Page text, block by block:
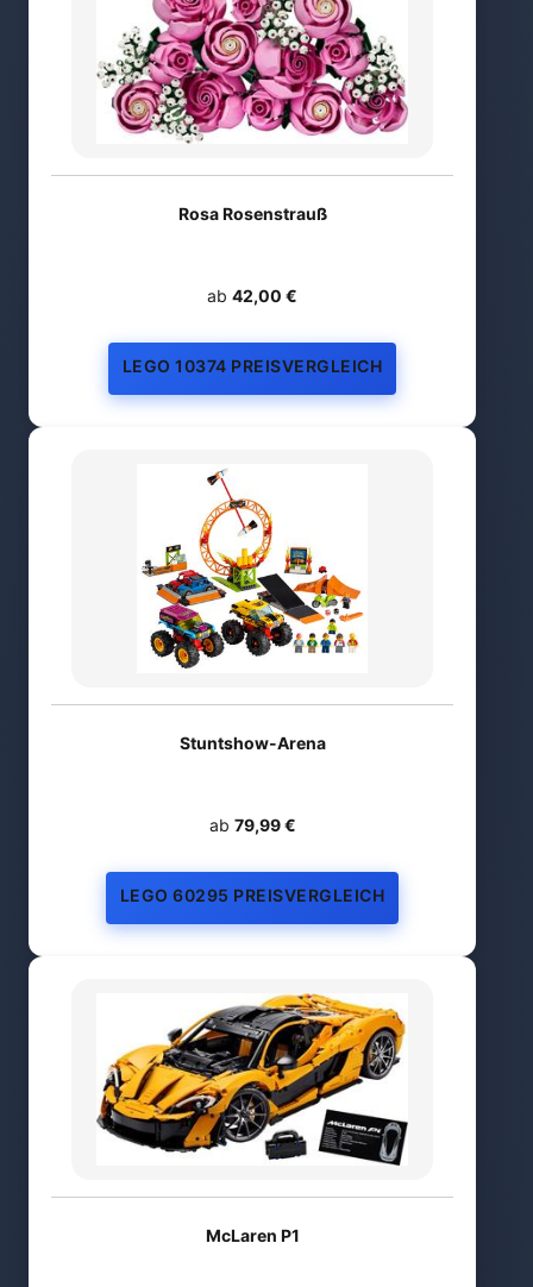
Rosa Rosenstrauß
ab 42,00 €
LEGO 10374 PREISVERGLEICH
Stuntshow-Arena
ab 79,99 €
LEGO 60295 PREISVERGLEICH
McLaren P1